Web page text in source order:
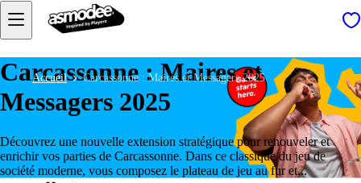
Accueil Carcassonne : Maires et Messagers 2025
Carcassonne : Maires et
Messagers 2025
Découvrez une nouvelle extension stratégique pour renouveler et
enrichir vos parties de Carcassonne. Dans ce classique du jeu de
société moderne, vous composez le plateau de jeu au fur et...